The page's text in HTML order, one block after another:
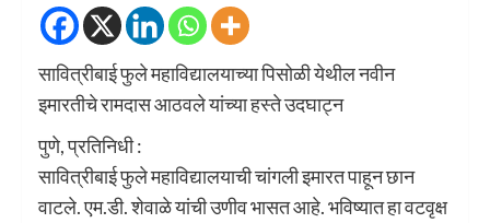
सावित्रीबाई फुले महाविद्यालयाच्या पिसोळी येथील नवीन
इमारतीचे रामदास आठवले यांच्या हस्ते उदघाट्न
पुणे, प्रतिनिधी :
सावित्रीबाई फुले महाविद्यालयाची चांगली इमारत पाहून छान
वाटले. एम.डी. शेवाळे यांची उणीव भासत आहे. भविष्यात हा वटवृक्ष